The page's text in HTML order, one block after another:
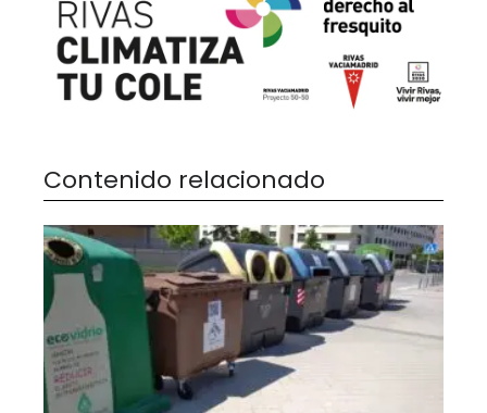
Contenido relacionado